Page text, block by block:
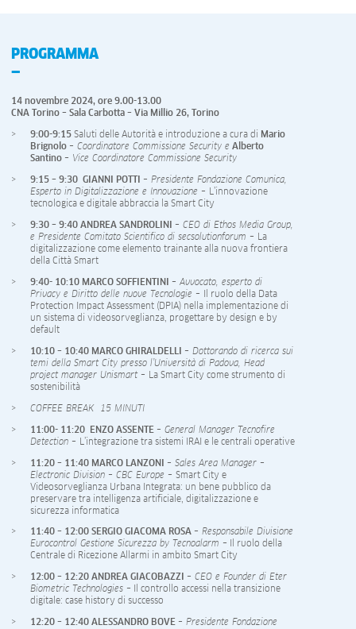
PROGRAMMA
14 novembre 2024, ore 9.00-13.00
CNA Torino – Sala Carbotta – Via Millio 26, Torino
9:00-9:15Saluti delle Autorità e introduzione a cura di
Mario
Brignolo – Coordinatore Commissione Security e Alberto
Santino – Vice Coordinatore Commissione Security
9:15 – 9:30 GIANNI POTTI
– Presidente Fondazione Comunica,
Esperto in Digitalizzazione e Innovazione – L’innovazione
tecnologica e digitale abbraccia la Smart City
9:30 – 9:40 ANDREA SANDROLINI
– CEO di Ethos Media Group,
e Presidente Comitato Scientifico di secsolutionforum – La
digitalizzazione come elemento trainante alla nuova frontiera
della Città Smart
9:40- 10:10 MARCO SOFFIENTINI
– Avvocato, esperto di
Privacy e Diritto delle nuove Tecnologie –
Il ruolo della Data
Protection Impact Assessment (DPIA) nella implementazione di
un sistema di videosorveglianza, progettare by design e by
default
10:10 – 10:40 MARCO GHIRALDELLI
– Dottorando di ricerca sui
temi della Smart City presso l’Università di Padova, Head
project manager Unismart – La Smart City come strumento di
sostenibilità
COFFEE BREAK 15 MINUTI
11:00- 11:20 ENZO ASSENTE – General Manager Tecnofire
Detection – L’integrazione tra sistemi IRAI e le centrali operative
11:20 – 11:40 MARCO LANZONI
– Sales Area Manager –
Electronic Division – CBC Europe – Smart City e
Videosorveglianza Urbana Integrata: un bene pubblico da
preservare tra intelligenza artificiale, digitalizzazione e
sicurezza informatica
11:40 – 12:00 SERGIO GIACOMA ROSA – Responsabile Divisione
Eurocontrol Gestione Sicurezza by Tecnoalarm – Il ruolo della
Centrale di Ricezione Allarmi in ambito Smart City
12:00 – 12:20 ANDREA GIACOBAZZI
– CEO e Founder di Eter
Biometric Technologies – Il controllo accessi nella transizione
digitale: case history di successo
12:20 – 12:40 ALESSANDRO BOVE – Presidente Fondazione